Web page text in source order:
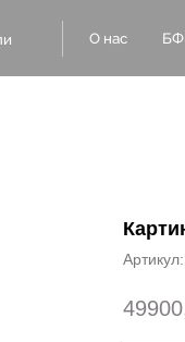
БФ Возрождение
О нас
Артикул: